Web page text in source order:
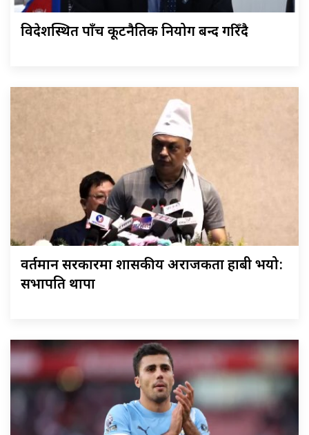
विदेशस्थित पाँच कूटनैतिक नियोग बन्द गरिँदै
वर्तमान सरकारमा शासकीय अराजकता हाबी भयो:
सभापति थापा